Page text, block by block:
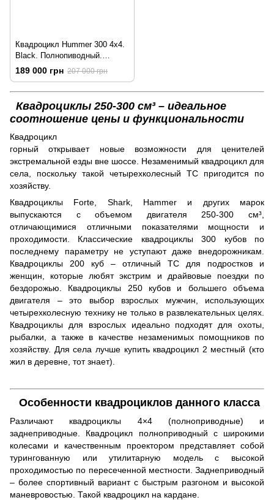
Квадроцикл Hummer 300 4x4.
Black. Полнопиводный.
Грузовой
189 000 грн 207 000 грн
Квадроциклы 250-300 см³ – идеальное
соотношение цены и функциональности
Квадроцикл
горный открывает новые возможности для ценителей
экстремальной езды вне шоссе. Незаменимый квадроцикл для
села, поскольку такой четырехколесный ТС пригодится по
хозяйству.
Квадроциклы Forte, Shark, Нammer и других марок
выпускаются с объемом двигателя 250-300 см³,
отличающимися отличными показателями мощности и
проходимости. Классические квадроциклы 300 кубов по
последнему параметру не уступают даже внедорожникам.
Квадроциклы 200 куб – отличный ТС для подростков и
женщин, которые любят экстрим и драйвовые поездки по
бездорожью. Квадроциклы 250 кубов и большего объема
двигателя – это выбор взрослых мужчин, использующих
четырехколесную технику не только в развлекательных целях.
Квадроциклы для взрослых идеально подходят для охоты,
рыбалки, а также в качестве незаменимых помощников по
хозяйству. Для села лучше купить квадроцикл 2 местный (кто
жил в деревне, тот знает).
Особенности квадроциклов данного класса
Различают квадроциклы 4×4 (полноприводные) и
заднеприводные. Квадроцикл полноприводный с широкими
колесами и качественным проектором представляет собой
турингованную или утилитарную модель с высокой
проходимостью по пересеченной местности. Заднеприводный
– более спортивный вариант с быстрым разгоном и высокой
маневровостью. Такой квадроцикл на кардане.